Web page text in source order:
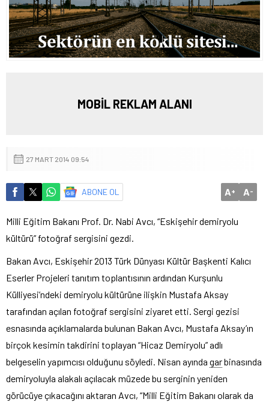
MOBİL REKLAM ALANI
27 MART 2014 09:54
ABONE OL A+ A-
Milli Eğitim Bakanı Prof. Dr. Nabi Avcı, “Eskişehir demiryolu
kültürü” fotoğraf sergisini gezdi.
Bakan Avcı, Eskişehir 2013 Türk Dünyası Kültür Başkenti Kalıcı
Eserler Projeleri tanıtım toplantısının ardından Kurşunlu
Külliyesi’ndeki demiryolu kültürüne ilişkin Mustafa Aksay
tarafından açılan fotoğraf sergisini ziyaret etti. Sergi gezisi
esnasında açıklamalarda bulunan Bakan Avcı, Mustafa Aksay’ın
birçok kesimin takdirini toplayan “Hicaz Demiryolu” adlı
belgeselin yapımcısı olduğunu söyledi. Nisan ayında garbinasında
demiryoluyla alakalı açılacak müzede bu serginin yeniden
görücüye çıkacağını aktaran Avcı, “Milli Eğitim Bakanı olarak da